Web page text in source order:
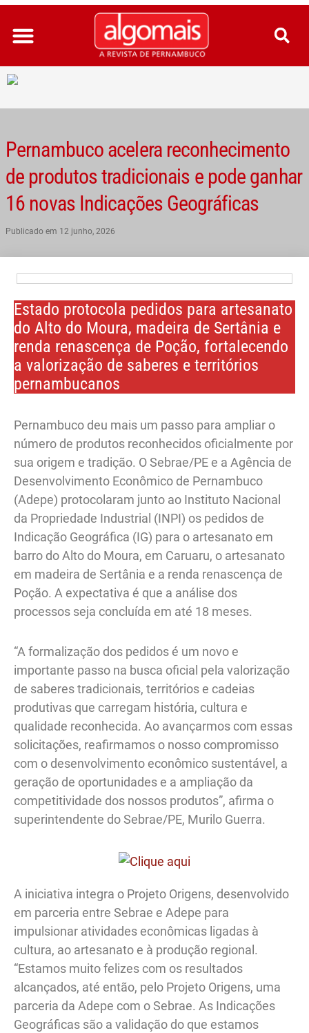
Ir
para
conteúdo
Pernambuco acelera reconhecimento
de produtos tradicionais e pode ganhar
16 novas Indicações Geográficas
Publicado em 12 junho, 2026
Estado protocola pedidos para artesanato
do Alto do Moura, madeira de Sertânia e
renda renascença de Poção, fortalecendo
a valorização de saberes e territórios
pernambucanos
Pernambuco deu mais um passo para ampliar o
número de produtos reconhecidos oficialmente por
sua origem e tradição. O Sebrae/PE e a Agência de
Desenvolvimento Econômico de Pernambuco
(Adepe) protocolaram junto ao Instituto Nacional
da Propriedade Industrial (INPI) os pedidos de
Indicação Geográfica (IG) para o artesanato em
barro do Alto do Moura, em Caruaru, o artesanato
em madeira de Sertânia e a renda renascença de
Poção. A expectativa é que a análise dos
processos seja concluída em até 18 meses.
“A formalização dos pedidos é um novo e
importante passo na busca oficial pela valorização
de saberes tradicionais, territórios e cadeias
produtivas que carregam história, cultura e
qualidade reconhecida. Ao avançarmos com essas
solicitações, reafirmamos o nosso compromisso
com o desenvolvimento econômico sustentável, a
geração de oportunidades e a ampliação da
competitividade dos nossos produtos”, afirma o
superintendente do Sebrae/PE, Murilo Guerra.
A iniciativa integra o Projeto Origens, desenvolvido
em parceria entre Sebrae e Adepe para
impulsionar atividades econômicas ligadas à
cultura, ao artesanato e à produção regional.
“Estamos muito felizes com os resultados
alcançados, até então, pelo Projeto Origens, uma
parceria da Adepe com o Sebrae. As Indicações
Geográficas são a validação do que estamos